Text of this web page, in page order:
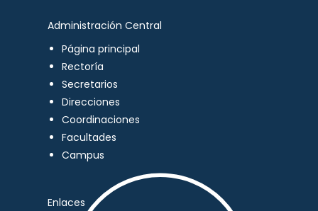
Administración Central
Página principal
Rectoría
Secretarios
Direcciones
Coordinaciones
Facultades
Campus
Enlaces